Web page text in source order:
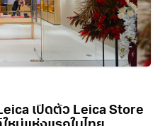
เปิดตัว Leica Store